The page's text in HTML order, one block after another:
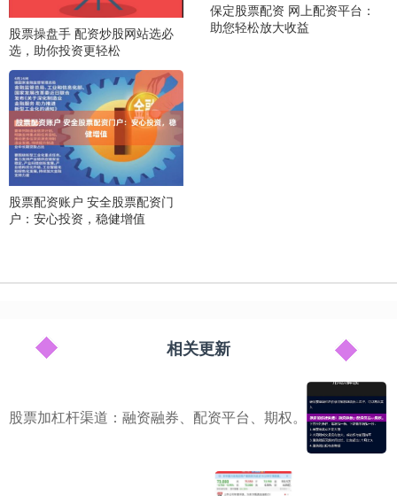
股票操盘手 配资炒股网站选必
选，助你投资更轻松
保定股票配资 网上配资平台：
助您轻松放大收益
股票配资账户 安全股票配资门
户：安心投资，稳健增值
相关更新
股票加杠杆渠道：融资融券、配资平台、期权。